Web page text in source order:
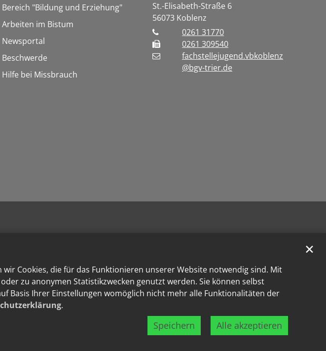
Cookies, die für das Funktionieren unserer Website notwendig sind. Mit
zu anonymen Statistikzwecken genutzt werden. Sie können selbst
Basis Ihrer Einstellungen womöglich nicht mehr alle Funktionalitäten der
.
Speichern Alle akzeptieren
✕
Bereich "Bildung und Erziehung"
Arbeiten im Bistum
Newsportal
Beschwerde
Hilfe bei Missbrauch
St.-Elisabeth-Straße 6
56073 Koblenz
0261 31770
0261 309540
fachstellejugend.vbkoblenz
@bgv-trier.de